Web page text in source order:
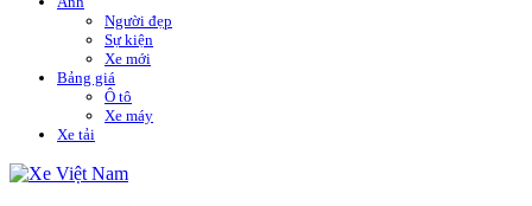
Người đẹp
Sự kiện
Xe mới
Bảng giá
Ô tô
Xe máy
Xe tải